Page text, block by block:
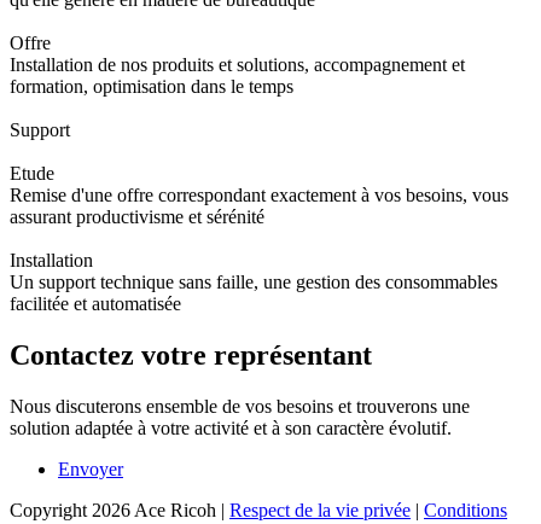
Offre
Installation de nos produits et solutions, accompagnement et
formation, optimisation dans le temps
Support
Etude
Remise d'une offre correspondant exactement à vos besoins, vous
assurant productivisme et sérénité
Installation
Un support technique sans faille, une gestion des consommables
facilitée et automatisée
Contactez votre représentant
Nous discuterons ensemble de vos besoins et trouverons une
solution adaptée à votre activité et à son caractère évolutif.
Envoyer
Copyright 2026 Ace Ricoh | Respect de la vie privée | Conditions